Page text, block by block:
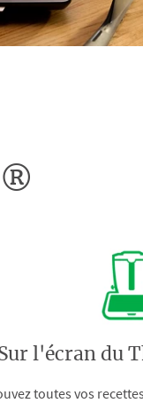
l'écran du
toutes vos